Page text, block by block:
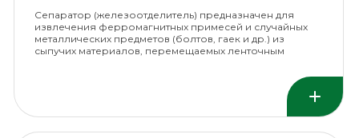
Сепаратор (железоотделитель) предназначен для
извлечения ферромагнитных примесей и случайных
металлических предметов (болтов, гаек и др.) из
сыпучих материалов, перемещаемых ленточным